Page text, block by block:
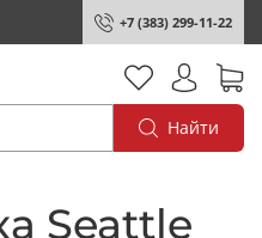
+7 (383) 299-11-22
Найти
Seattle